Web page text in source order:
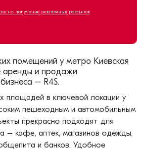
на получение рекламных рассылок
помещений у метро Киевская
аренды и продажи
– R4S.
площадей в ключевой локации у
пешеходным и автомобильным
прекрасно подходят для
– кафе, аптек, магазинов одежды,
и банков. Удобное